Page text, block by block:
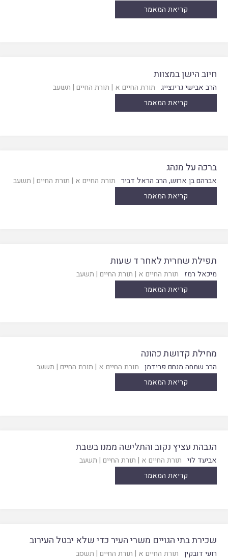
קריאת המאמר
חיוב הישן במצוות
הרב אבישי גרינצייג תורת החיים א | תורת החיים | תשעב
קריאת המאמר
ברכה על מנהג
אברהם בן ארוש, הרב הראל דביר תורת החיים א | תורת החיים | תשעב
קריאת המאמר
תפילת שחרית לאחר ד שעות
מיכאל רמז תורת החיים א | תורת החיים | תשעב
קריאת המאמר
מחילת קדושת כהונה
הרב שמחה מנחם פרידמן תורת החיים א | תורת החיים | תשעב
קריאת המאמר
הגבהת עציץ נקוב והתלישה ממנו בשבת
אביעד לוי תורת החיים א | תורת החיים | תשעב
קריאת המאמר
שכירת בתי הגויים משרי העיר כדי שלא יבטל העירוב
רועי דובקין תורת החיים א | תורת החיים | תשסב